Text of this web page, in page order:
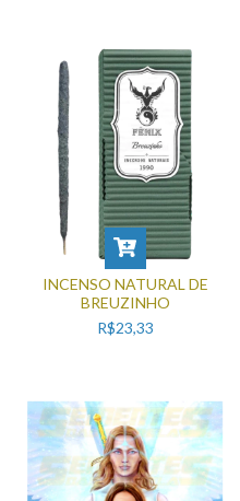
INCENSO NATURAL DE
BREUZINHO
R$23,33